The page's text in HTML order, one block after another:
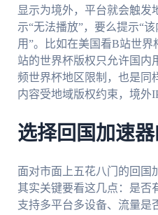
显示为境外，平台就会触发
示“无法播放”，要么提示“
用”。比如在美国看B站世
站的世界杯版权只允许国内
频世界杯地区限制，也是
内容受地域版权约束，境外
选择回国加速
面对市面上五花八门的回国
其实关键要看这几点：是否
支持多平台多设备、流量是